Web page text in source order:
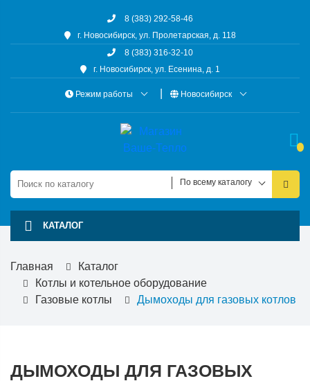
8 (383) 292-58-46
г. Новосибирск, ул. Пролетарская, д. 118
8 (383) 316-32-10
г. Новосибирск, ул. Есенина, д. 1
Режим работы Новосибирск
По всему каталогу
КАТАЛОГ
Главная
Каталог
Котлы и котельное оборудование
Газовые котлы
Дымоходы для газовых котлов
ДЫМОХОДЫ ДЛЯ ГАЗОВЫХ